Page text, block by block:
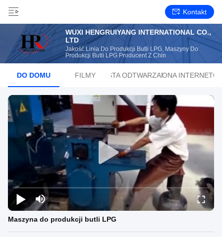
Kontakt
WUXI HENGRUIYANG INTERNATIONAL CO.,
LTD
Jakość Linia Do Produkcji Butli LPG, Maszyny Do
Produkcji Butli LPG Producent Z Chin
DO DOMU FILMY LISTA ODTWARZANIA
STRONA
Maszyna do produkcji butli LPG